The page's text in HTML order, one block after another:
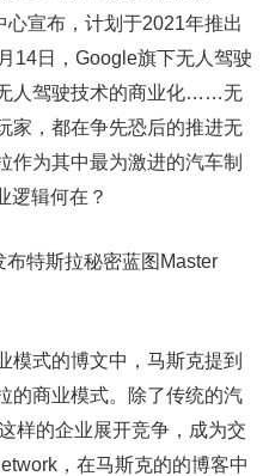
宣布，计划于2021年推出
14日，Google旗下无人驾驶
人驾驶技术的商业化……无
家，都在争先恐后的推进无
作为其中最为激进的汽车制
逻辑何在？
特斯拉秘密蓝图Master
模式的博文中，马斯克提到
的商业模式。除了传统的汽
样的企业展开竞争，成为交
，在马斯克的的博客中